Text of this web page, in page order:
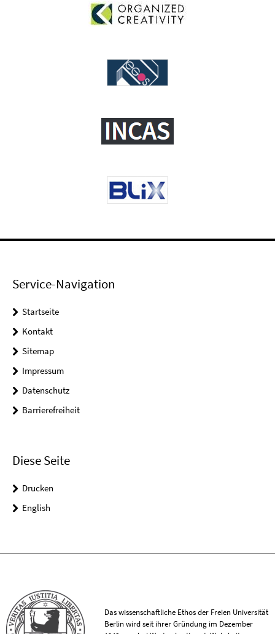
Service-Navigation
Startseite
Kontakt
Sitemap
Impressum
Datenschutz
Barrierefreiheit
Diese Seite
Drucken
English
Das wissenschaftliche Ethos der Freien Universität
Berlin wird seit ihrer Gründung im Dezember